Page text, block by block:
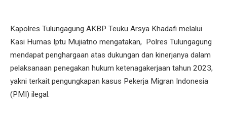
Kapolres Tulungagung AKBP Teuku Arsya Khadafi melalui
Kasi Humas Iptu Mujiatno mengatakan, Polres Tulungagung
mendapat penghargaan atas dukungan dan kinerjanya dalam
pelaksanaan penegakan hukum ketenagakerjaan tahun 2023,
yakni terkait pengungkapan kasus Pekerja Migran Indonesia
(PMI) ilegal.